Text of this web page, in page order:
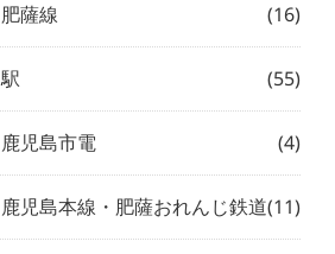
肥薩線 (16)
駅 (55)
鹿児島市電 (4)
鹿児島本線・肥薩おれんじ鉄道(11)